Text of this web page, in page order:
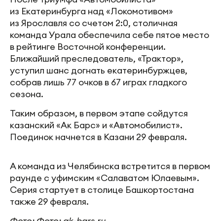
из Екатеринбурга над «Локомотивом»
из Ярославля со счетом 2:0, столичная
команда Урала обеспечила себе пятое место
в рейтинге Восточной конференции.
Ближайший преследователь, «Трактор»,
уступил шанс догнать екатеринбуржцев,
собрав лишь 77 очков в 67 играх гладкого
сезона.
Таким образом, в первом этапе сойдутся
казанский «Ак Барс» и «Автомобилист».
Поединок начнется в Казани 29 февраля.
А команда из Челябинска встретится в первом
раунде с уфимским «Салаватом Юлаевым».
Серия стартует в столице Башкортостана
также 29 февраля.